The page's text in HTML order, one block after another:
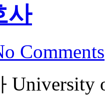
사
Comments
University